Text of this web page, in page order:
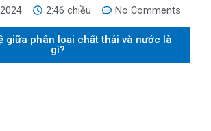
2:46 chiều No Comments
giữa phân loại chất thải và nước là
gì?